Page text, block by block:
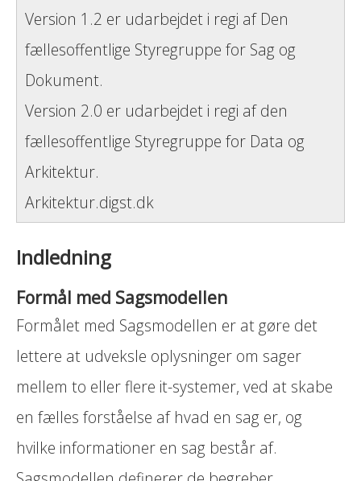
Version 1.2 er udarbejdet i regi af Den
fællesoffentlige Styregruppe for Sag og
Dokument.
Version 2.0 er udarbejdet i regi af den
fællesoffentlige Styregruppe for Data og
Arkitektur.
Arkitektur.digst.dk
Indledning
Formål med Sagsmodellen
Formålet med Sagsmodellen er at gøre det
lettere at udveksle oplysninger om sager
mellem to eller flere it-systemer, ved at skabe
en fælles forståelse af hvad en sag er, og
hvilke informationer en sag består af.